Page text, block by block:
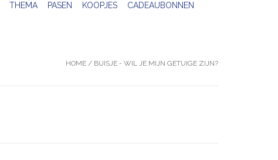
THEMA PASEN KOOPJES
CADEAUBONNEN
HOME / BUISJE - WIL JE MIJN GETUIGE ZIJN?